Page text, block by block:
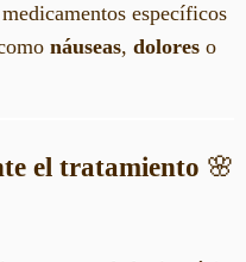
específicos
náuseas, dolores o
el tratamiento 🌸